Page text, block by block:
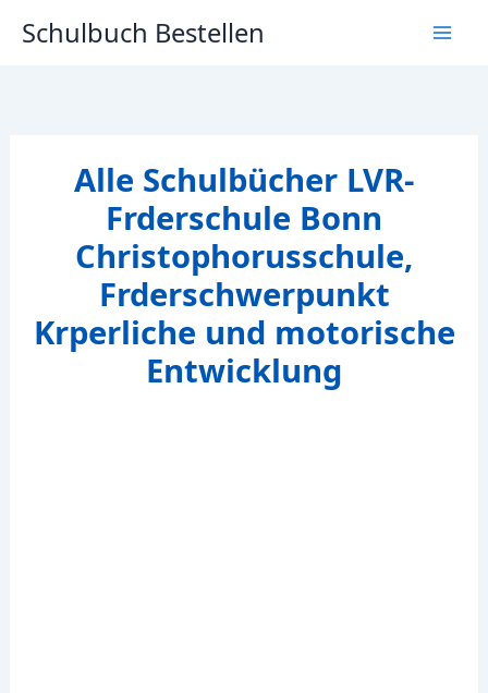
InhaltSchulbuch Bestellen
Alle Schulbücher LVR-
Frderschule Bonn
Christophorusschule,
Frderschwerpunkt
Krperliche und motorische
Entwicklung